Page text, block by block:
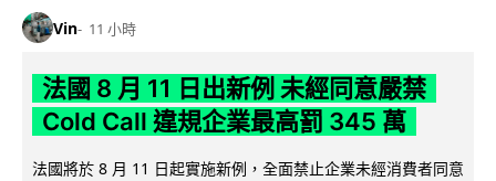
Vin 11 小時
法國 8 月 11 日出新例 未經同意嚴禁
Cold Call 違規企業最高罰 345 萬
法國將於 8 月 11 日起實施新例，全面禁止企業未經消費者同意